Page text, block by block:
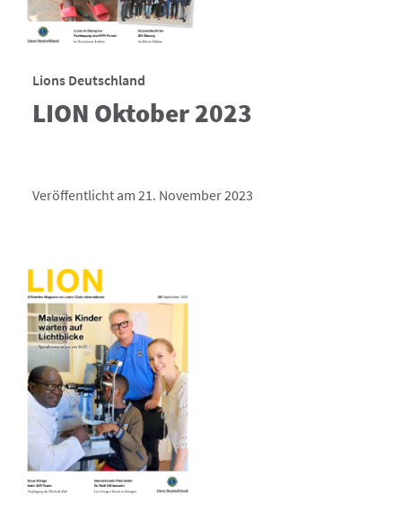
Lions Deutschland
LION Oktober 2023
Veröffentlicht am 21. November 2023